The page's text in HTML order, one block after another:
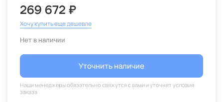
269 672 ₽
Хочу купить еще дешевле
Нет в наличии
Уточнить наличие